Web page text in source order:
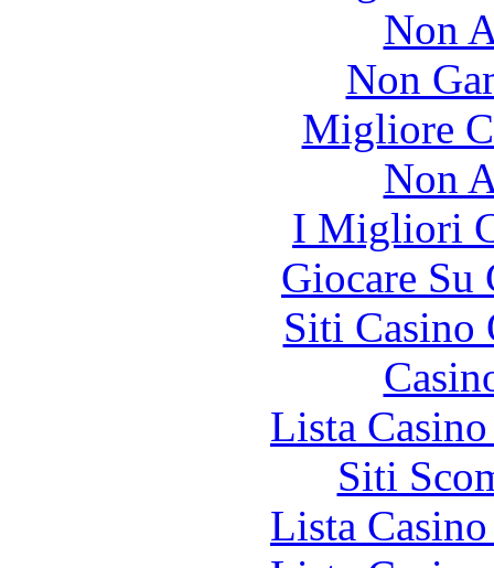
Non
Non
Migliore
Non
I Migliori
Giocare Su
Siti Casino
Lista
Siti
Lista